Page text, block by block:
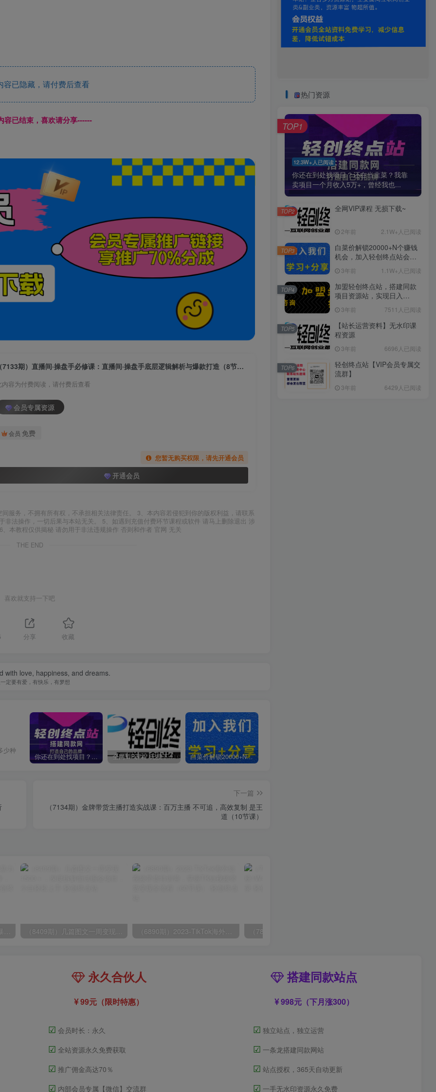
已隐藏，请付费后查看
容已结束，喜欢请分享------
（7133期）直播间·操盘手必修课：直播间·操盘手底层逻辑解析与爆款打造（8节课）
内容为付费阅读，请付费后查看
会员专属资源
会员 免费
您暂无购买权限，请先开通会员
开通会员
服务，不拥有所有权，不承担相关法律责任。 3、本内容若侵犯到你的版权利益，请联系
法操作，一切后果与本站无关。 5、如遇到充值付费环节课程或软件 请马上删除退出 涉
本教程仅供揭秘 请勿用于非法违规操作 否则和作者 官网 无关
THE END
喜欢就支持一下吧
分享 收藏
with love, happiness, and dreams.
定要有爱，有快乐，有梦想
少种
你还在到处找项目？还在当韭菜？我靠卖项目一个月收入5万+，曾经我也是个失败者。 全网VIP课程 无损下载~ 白菜价解锁20000+N个赚钱机会，加入轻创终点站会员，全站资源免费学习。
下一篇
（7134期）金牌带货主播打造实战课：百万主播 不可追，高效复制 是王
道（10节课）
（9420期）最新短剧玩法，暴力变现日入1000+私域零成本操作，全程干货（附1400G短剧） （8409期）几篇图文一周变现1500＋，深度拆解面试掘金项目，小白轻松上手 （6890期）2023-TikTok海外短视频带货特训营，掌握TK短视频带货变现全流程（60节课）
热门资源
12.3W+人已阅读
你还在到处找项目？还在当韭菜？我靠
卖项目一个月收入5万+，曾经我也...
TOP1
全网VIP课程 无损下载~
2年前 2.1W+人已阅读
TOP2
白菜价解锁20000+N个赚钱
机会，加入轻创终点站会
3年前 1.1W+人已阅读
TOP3
加盟轻创终点站，搭建同款
项目资源站，实现日入
3年前 7511人已阅读
TOP4
【站长运营资料】无水印课
程资源
3年前 6696人已阅读
TOP5
轻创终点站【VIP会员专属交
流群】
3年前 6429人已阅读
TOP6
永久合伙人
99元（限时特惠）
☑ 会员时长：永久
☑ 全站资源永久免费获取
☑ 推广佣金高达70％
☑ 内部会员专属【微信】交流群
搭建同款站点
998元（下月涨300）
☑ 独立站点，独立运营
☑ 一条龙搭建同款网站
☑ 站点授权，365天自动更新
☑ 一手无水印资源永久免费